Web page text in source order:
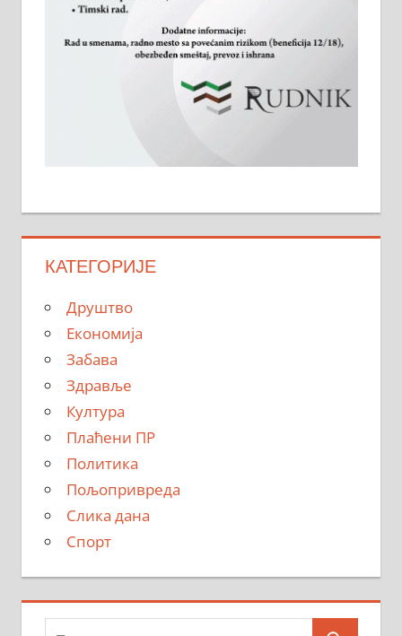
КАТЕГОРИЈЕ
Друштво
Економија
Забава
Здравље
Култура
Плаћени ПР
Политика
Пољопривреда
Слика дана
Спорт